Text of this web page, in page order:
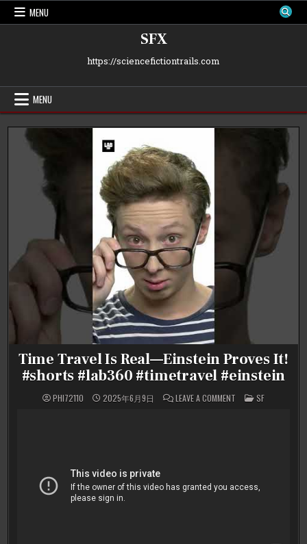
Skip
MENU
SFX
https://sciencefictiontrails.com
MENU
Time Travel Is Real—Einstein Proves It!
#shorts #lab360 #timetravel #einstein
PHI72110 2025年6月9日 LEAVE A COMMENT
TIME
#TIMETRAVEL
POSTED
IN
SF